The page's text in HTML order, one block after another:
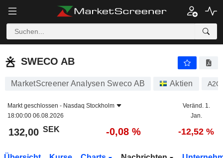
SWECO AB
SWECO AB
MarketScreener Analysen Sweco AB Aktien
Markt geschlossen - Nasdaq Stockholm
18:00:00 06.08.2026
Veränd. 1.
Jan.
132,00 SEK -0,08 % -12,52 %